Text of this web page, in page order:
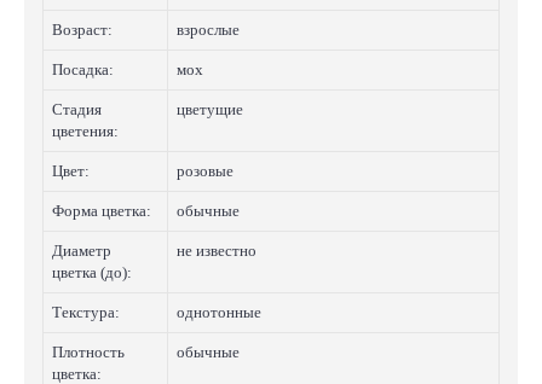
Возраст: взрослые
Посадка: мох
Стадия
цветения:
цветущие
Цвет: розовые
Форма цветка: обычные
Диаметр
цветка (до):
не известно
Текстура: однотонные
Плотность
цветка:
обычные